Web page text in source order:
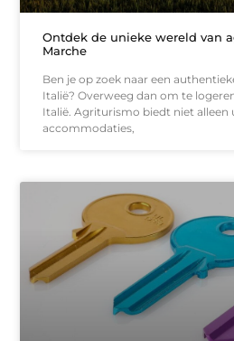
Ontdek de unieke wereld van
Marche
Ben je op zoek naar een
Italië? Overweeg dan om te
Italië. Agriturismo biedt niet alleen
accommodaties,